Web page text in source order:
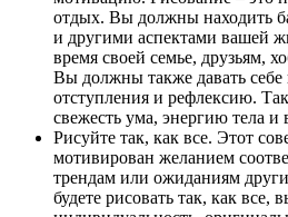
отдых. Вы должны находить
и другими аспектами вашей
время своей семье, друзьям,
Вы должны также давать
отступления и рефлексию.
свежесть ума, энергию тела
Рисуйте так, как все. Этот
мотивирован желанием
трендам или ожиданиям
будете рисовать так, как все,